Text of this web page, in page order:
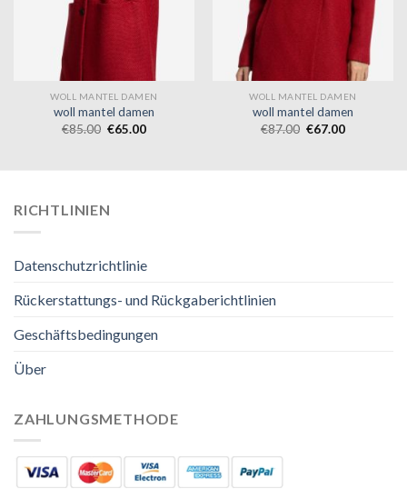
WOLL MANTEL DAMEN
woll mantel damen
€85.00 €65.00
WOLL MANTEL DAMEN
woll mantel damen
€87.00 €67.00
RICHTLINIEN
Datenschutzrichtlinie
Rückerstattungs- und Rückgaberichtlinien
Geschäftsbedingungen
Über
ZAHLUNGSMETHODE